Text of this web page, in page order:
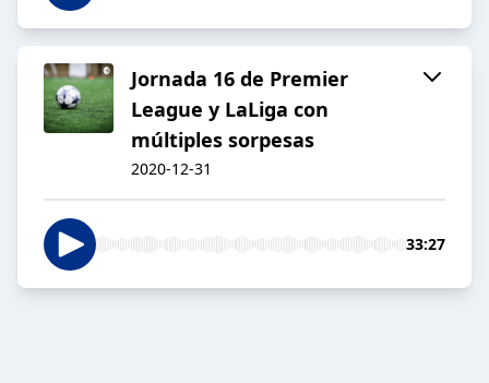
Jornada 16 de Premier
League y LaLiga con
múltiples sorpesas
2020-12-31
33:27